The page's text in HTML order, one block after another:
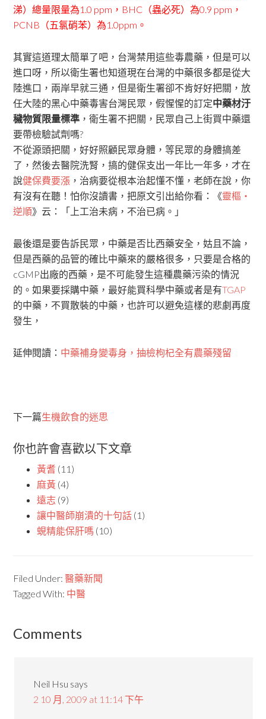
涕）總量限量為1.0 ppm，BHC（蟲必死）為0.9 ppm，
PCNB（五氯硝苯）為1.0ppm。
其實這道理太簡單了吧，台灣禁用這些毒農藥，但是可以
進口呀，所以衛生署也知道現在台灣的中藥很多都是從大
陸進口，兩岸早就三通，但是衛生署卻不肯好好把關，放
任大陸的黑心中藥毒害台灣民眾，假惺惺的訂定中藥材汙
穢物質限量標準 ，衛生署不把關，民眾自己上街買中藥還
要帶檢驗試劑嗎?
不從源頭把關，好好照顧民眾身體，等民眾的身體搞差
了，然後去醫院洗腎，搞的健保支出一年比一年多，才在
說健保費要漲 ，治病要從根本治起懂不懂，老師在說，你
有沒有在聽！怕你沒讀書，把原文引出給你看：《靈樞‧
逆順》云：「上工治未病，不治已病。」
最後還是要告訴民眾，中藥是否比西藥安全，姑且不論，
但是西藥的品管的確比中藥來的嚴格很多，只要是合格的
cGMP出廠的西藥，是不可能發生這種農藥污染的情況
的。如果要採購中藥，最好能買科學中藥或者是有TGAP
的中藥，不買散裝的中藥，也許可以避免這樣的悲劇再度
發生，
延伸閱讀： 中藥補身變毒身，抽檢枸杞全有農藥殘留
下一篇生機飲食的迷思
你也許會喜歡以下文章
黃耆 (11)
麻黃 (4)
遠志 (9)
讓中醫師崩潰的十句話 (1)
蜆精能保肝嗎 (10)
Filed Under:醫藥新聞
Tagged With: 中醫
Comments
Neil Hsu says
2 10 月, 2009 at 11:14 下午